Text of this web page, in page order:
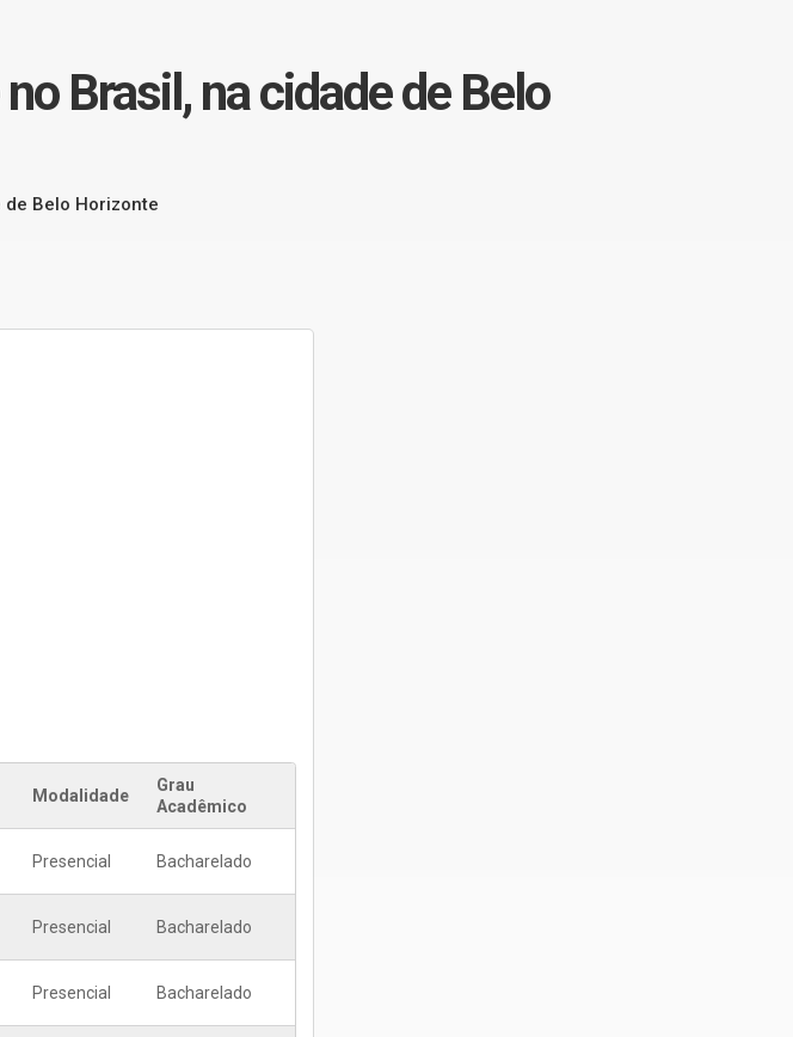
Brasil, na cidade de Belo
Belo Horizonte
Modalidade
Grau
Acadêmico
Presencial Bacharelado
Presencial Bacharelado
Presencial Bacharelado